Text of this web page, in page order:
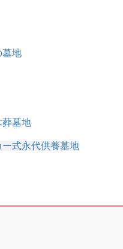
地
墓地
式永代供養墓地